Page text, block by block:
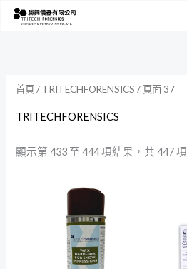
首頁/ TRITECHFORENSICS / 頁面 37
TRITECHFORENSICS
顯示第 433 至 444 項結果，共 447 項